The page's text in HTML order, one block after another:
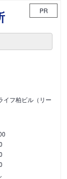
PR
イフ柏ビル（リー